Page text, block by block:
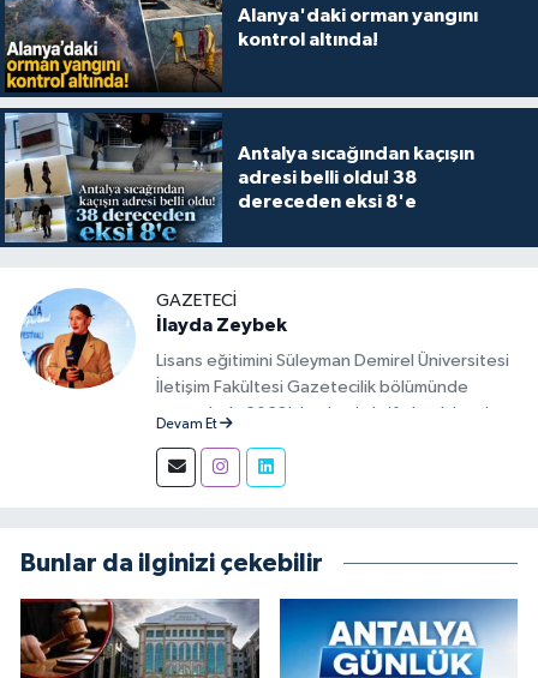
Alanya'daki orman yangını
kontrol altında!
Antalya sıcağından kaçışın
adresi belli oldu! 38
dereceden eksi 8'e
GAZETECI
İlayda Zeybek
Lisans eğitimini Süleyman Demirel Üniversitesi
İletişim Fakültesi Gazetecilik bölümünde
tamamladı. 2023'den beri aktif olarak basılı,
aşamalarında muhabir ve editör olarak görev
alıyor.
Devam Et
Bunlar da ilginizi çekebilir